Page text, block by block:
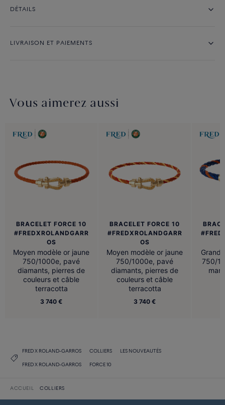
DÉTAILS
LIVRAISON ET PAIEMENTS
Vous aimerez aussi
BRACELET FORCE 10
#FREDXROLANDGARR
OS
Moyen modèle or jaune
750/1000e, pavé
diamants, pierres de
couleurs et câble
terracotta
3 740 €
BRACELET FORCE 10
#FREDXROLANDGARR
OS
Moyen modèle or jaune
750/1000e, pavé
diamants, pierres de
couleurs et câble
terracotta
3 740 €
Grand
750/
FRED X ROLAND-GARROS COLLIERS LES NOUVEAUTÉS
FRED X ROLAND-GARROS FORCE 10
ACCUEIL COLLIERS